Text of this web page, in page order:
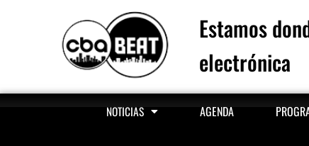
Estamos
electrónica
NOTICIAS AGENDA